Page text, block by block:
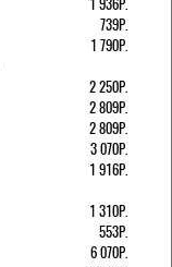
739Р.
1 790Р.
2 250Р.
2 809Р.
2 809Р.
3 070Р.
1 916Р.
1 310Р.
553Р.
6 070Р.